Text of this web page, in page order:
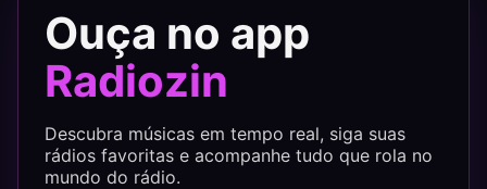
Ouça no app
Radiozin
Descubra músicas em tempo real, siga suas
rádios favoritas e acompanhe tudo que rola no
mundo do rádio.